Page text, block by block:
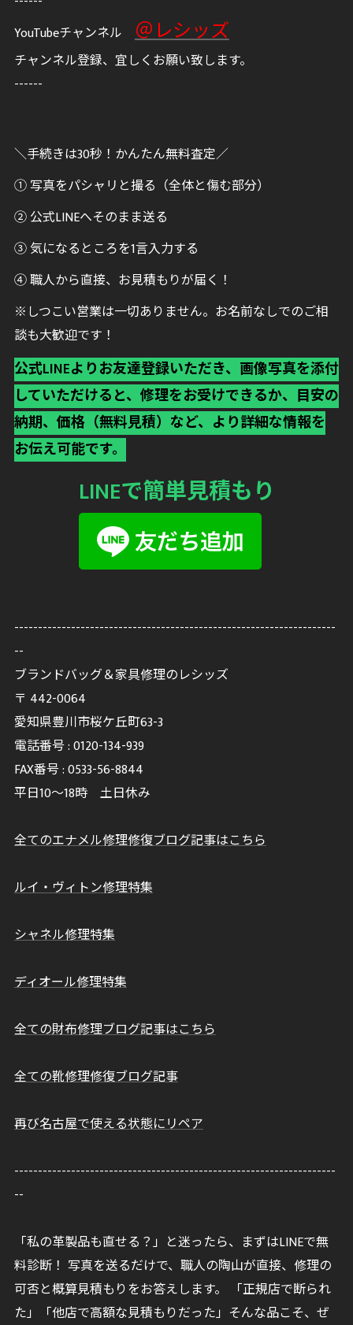
YouTubeチャンネル ＠レシッズ
チャンネル登録、宜しくお願い致します。
------
＼手続きは30秒！かんたん無料査定／
① 写真をパシャリと撮る（全体と傷む部分）
② 公式LINEへそのまま送る
③ 気になるところを1言入力する
④ 職人から直接、お見積もりが届く！
※しつこい営業は一切ありません。お名前なしでのご相
談も大歓迎です！
公式LINEよりお友達登録いただき、画像写真を添付
していただけると、修理をお受けできるか、目安の
納期、価格（無料見積）など、より詳細な情報を
お伝え可能です。
LINEで簡単見積もり
--------------------------------------------------------------------
--
ブランドバッグ＆家具修理のレシッズ
〒 442-0064
愛知県豊川市桜ケ丘町63-3
電話番号 :0120-134-939
FAX番号 :0533-56-8844
平日10～18時 土日休み
全てのエナメル修理修復ブログ記事はこちら
ルイ・ヴィトン修理特集
シャネル修理特集
ディオール修理特集
全ての財布修理ブログ記事はこちら
全ての靴修理修復ブログ記事
再び名古屋で使える状態にリペア
--------------------------------------------------------------------
--
「私の革製品も直せる？」と迷ったら、まずはLINEで無
料診断！ 写真を送るだけで、職人の陶山が直接、修理の
可否と概算見積もりをお答えします。 「正規店で断られ
た」「他店で高額な見積もりだった」そんな品こそ、ぜ